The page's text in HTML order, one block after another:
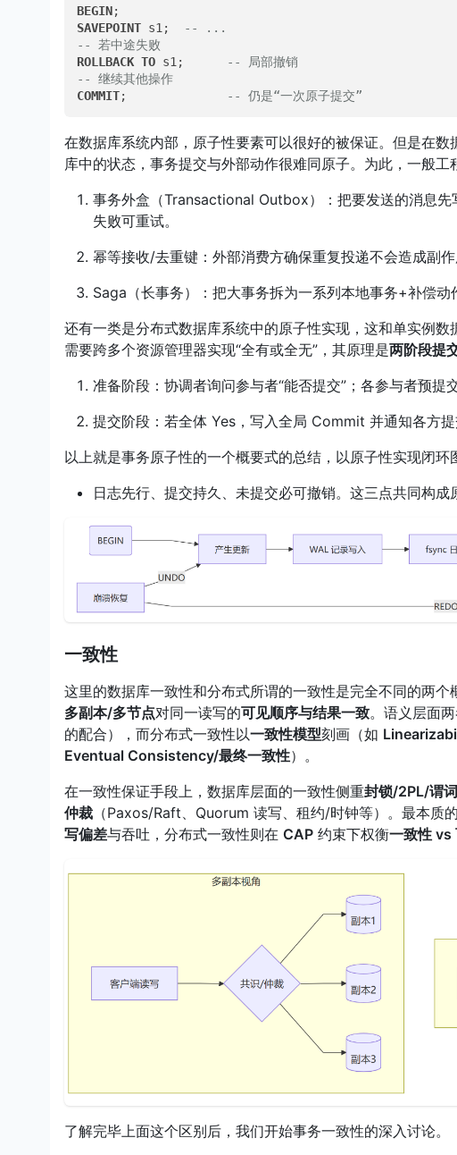
BEGIN
SAVEPOINT s1;
-- ...
-- 若中途失败
ROLLBACK TO s1;
-- 局部撤销
-- 继续其他操作
COMMIT; -- 仍是“一次原子提交”
在数据库系统内部，原子性要素可以很好的被保证。但是在
库中的状态，事务提交与外部动作很难同原子。为此，一般工
事务外盒（Transactional Outbox）：把要发送的消息
失败可重试。
幂等接收/去重键：外部消费方确保重复投递不会造成副作
Saga（长事务）：把大事务拆为一系列本地事务+补偿动
还有一类是分布式数据库系统中的原子性实现，这和单实例
需要跨多个资源管理器实现“全有或全无”，其原理是两阶段提
准备阶段：协调者询问参与者“能否提交”；各参与者预提
提交阶段：若全体 Yes，写入全局 Commit 并通知各方提
以上就是事务原子性的一个概要式的总结，以原子性实现闭环
日志先行、提交持久、未提交必可撤销。这三点共同构成
一致性
这里的数据库一致性和分布式所谓的一致性是完全不同的两个
多副本/多节点对同一读写的可见顺序与结果一致。语义层面
的配合），而分布式一致性以一致性模型刻画（如
Eventual Consistency/最终一致性）。
在一致性保证手段上，数据库层面的一致性侧重封锁/2PL/谓
仲裁 （Paxos/Raft、Quorum 读写、租约/时钟等）。最本质
写偏差与吞吐，分布式一致性则在 CAP 约束下权衡一致性 vs
了解完毕上面这个区别后，我们开始事务一致性的深入讨论。